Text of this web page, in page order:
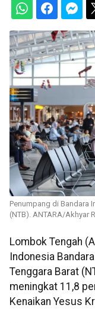
Penumpang di Bandara
(NTB). ANTARA/Akhyar
Lombok Tengah
Indonesia
Tenggara Barat
meningkat 11,8
Kenaikan Yesus